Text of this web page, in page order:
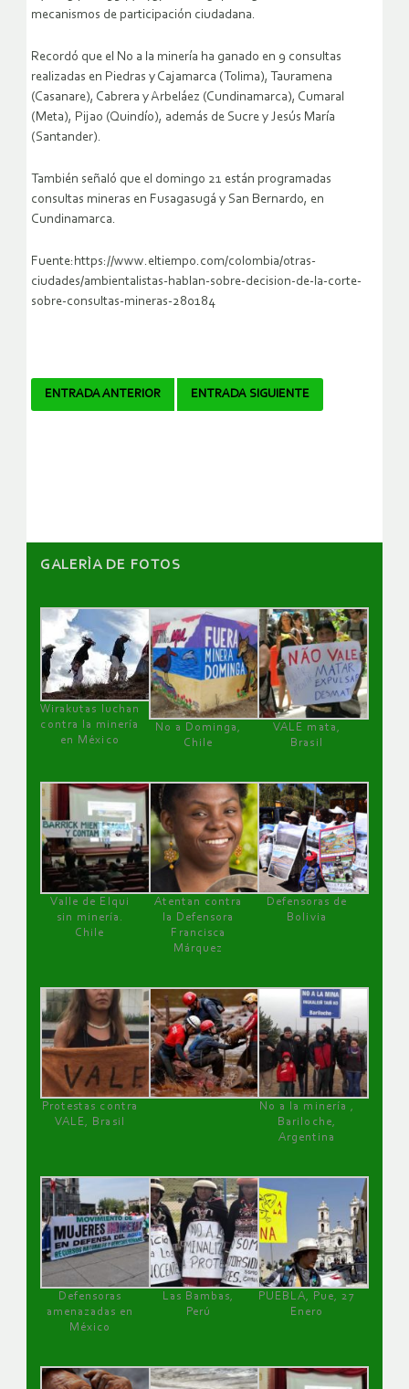
mecanismos de participación ciudadana.
Recordó que el No a la minería ha ganado en 9 consultas
realizadas en Piedras y Cajamarca (Tolima), Tauramena
(Casanare), Cabrera y Arbeláez (Cundinamarca), Cumaral
(Meta), Pijao (Quindío), además de Sucre y Jesús María
(Santander).
También señaló que el domingo 21 están programadas
consultas mineras en Fusagasugá y San Bernardo, en
Cundinamarca.
Fuente:https://www.eltiempo.com/colombia/otras-
ciudades/ambientalistas-hablan-sobre-decision-de-la-corte-
sobre-consultas-mineras-280184
Navegador
ENTRADA ANTERIOR ENTRADA SIGUIENTE
GALERÌA DE FOTOS
Wirakutas luchan
contra la minería
en México
No a Dominga,
Chile
VALE mata,
Brasil
Valle de Elqui
sin minería.
Chile
Atentan contra
la Defensora
Francisca
Márquez
Defensoras de
Bolivia
Protestas contra
VALE, Brasil
No a la minería ,
Bariloche,
Argentina
Defensoras
amenazadas en
México
Las Bambas,
Perú
PUEBLA, Pue, 27
Enero